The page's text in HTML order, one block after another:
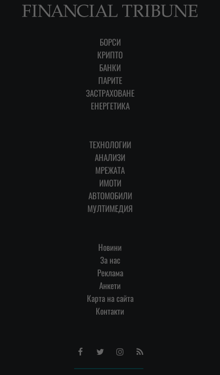
БОРСИ
КРИПТО
БАНКИ
ПАРИТЕ
ЗАСТРАХОВАНЕ
ЕНЕРГЕТИКА
ТЕХНОЛОГИИ
АНАЛИЗИ
МРЕЖАТА
ИМОТИ
АВТОМОБИЛИ
МУЛТИМЕДИЯ
Новини
За нас
Реклама
Анкети
Карта на сайта
Контакти
FacebookTwitterInstagram
RSS